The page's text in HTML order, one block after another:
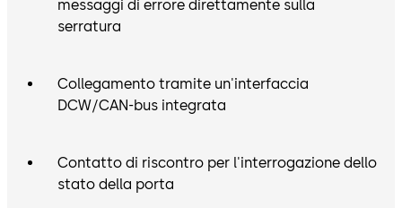
messaggi di errore direttamente sulla
serratura
Collegamento tramite un'interfaccia
DCW/CAN-bus integrata
Contatto di riscontro per l'interrogazione dello
stato della porta